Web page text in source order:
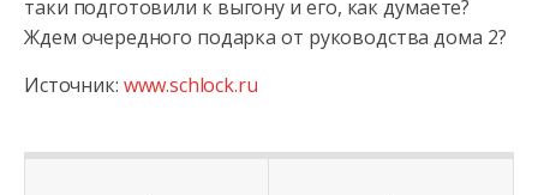
таки подготовили к выгону и его, как думаете?
Ждем очередного подарка от руководства дома 2?
Источник: www.schlock.ru